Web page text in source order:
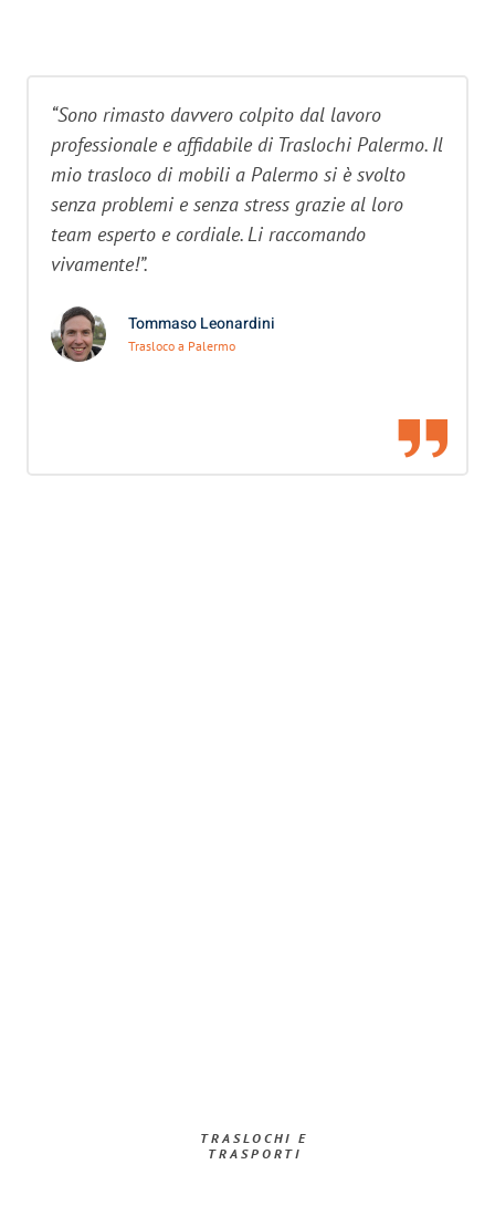
“Sono rimasto davvero colpito dal lavoro
professionale e affidabile di Traslochi Palermo. Il
mio trasloco di mobili a Palermo si è svolto
senza problemi e senza stress grazie al loro
team esperto e cordiale. Li raccomando
vivamente!”.
Tommaso Leonardini
Trasloco a Palermo
TRASLOCHI E
TRASPORTI​